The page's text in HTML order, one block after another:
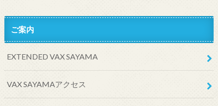
ご案内
EXTENDED VAX SAYAMA
VAX SAYAMAアクセス